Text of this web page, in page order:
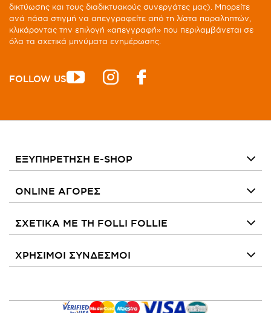
δικτύωσης και τους διαδικτυακούς συνεργάτες μας). Μπορείτε
ανά πάσα στιγμή να απεγγραφείτε από τη λίστα παραληπτών,
κλικάροντας την επιλογή «απεγγραφή» που περιλαμβάνεται σε
όλα τα σχετικά μηνύματα ενημέρωσης.
FOLLOW US
ΕΞΥΠΗΡΕΤΗΣΗ E-SHOP
ONLINE ΑΓΟΡΕΣ
ΣΧΕΤΙΚΑ ΜΕ ΤΗ FOLLI FOLLIE
ΧΡΗΣΙΜΟΙ ΣΥΝΔΕΣΜΟΙ